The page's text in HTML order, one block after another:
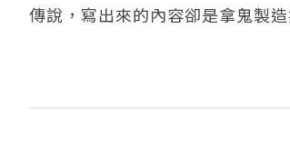
傳說，寫出來的內容卻是拿鬼製